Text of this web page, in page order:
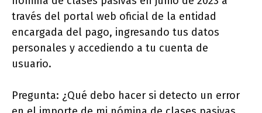
través del portal web oficial de la entidad
encargada del pago, ingresando tus datos
personales y accediendo a tu cuenta de
usuario.
Pregunta: ¿Qué debo hacer si detecto un error